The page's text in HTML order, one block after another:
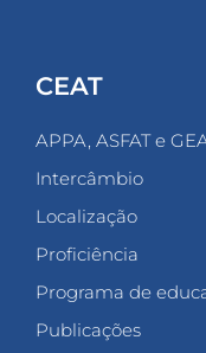
CEAT
APPA, ASFAT e
Intercâmbio
Localização
Proficiência
Programa de
Publicações